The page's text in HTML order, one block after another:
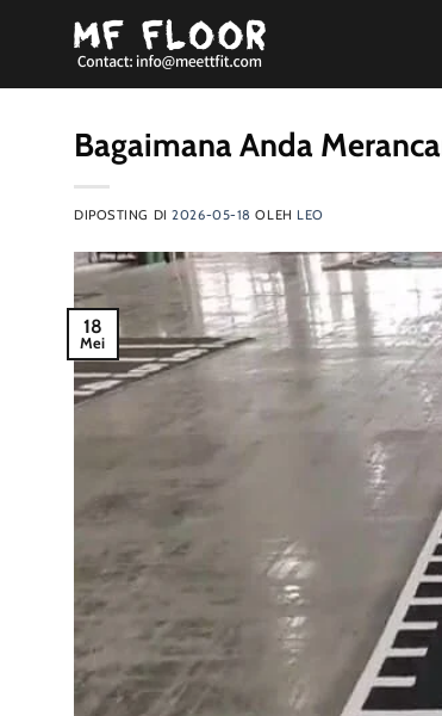
Bagaimana Anda
DIPOSTING DI2026-05-18 OLEH LEO
18
Mei